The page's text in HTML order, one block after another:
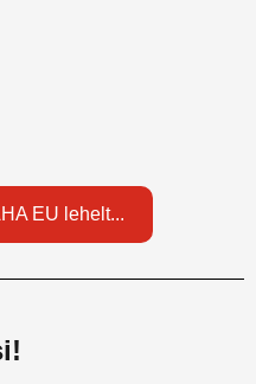
EU lehelt...